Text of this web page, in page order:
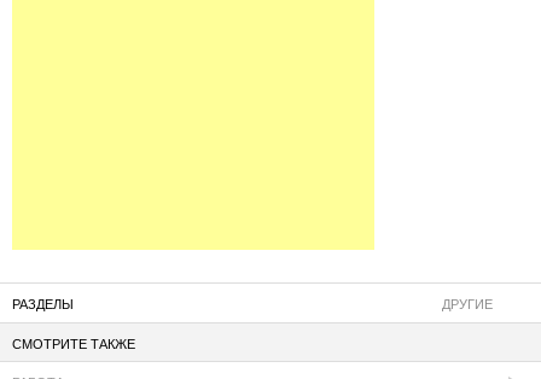
ДРУГИЕ
РАЗДЕЛЫ
СМОТРИТЕ ТАКЖЕ